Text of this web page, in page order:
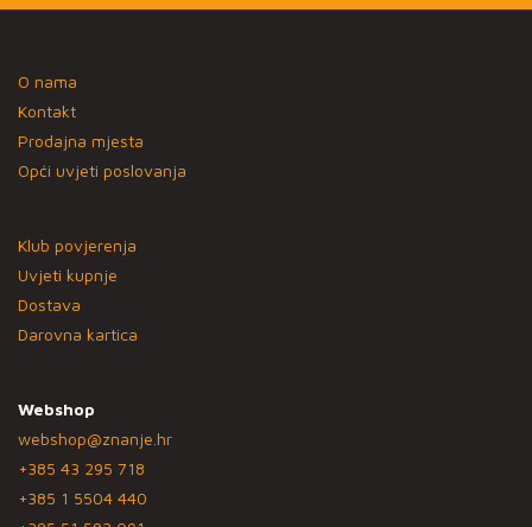
O nama
Kontakt
Prodajna mjesta
Opći uvjeti poslovanja
Klub povjerenja
Uvjeti kupnje
Dostava
Darovna kartica
Webshop
webshop@znanje.hr
+385 43 295 718
+385 1 5504 440